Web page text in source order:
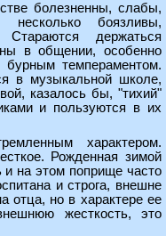
болезненны, слабы,
несколько боязливы,
держаться
в общении, особенно
темпераментом.
в музыкальной школе,
казалось бы, "тихий"
и пользуются в их
характером.
Рожденная зимой
и на этом поприще часто
и строга, внешне
отца, но в характере ее
жесткость, это